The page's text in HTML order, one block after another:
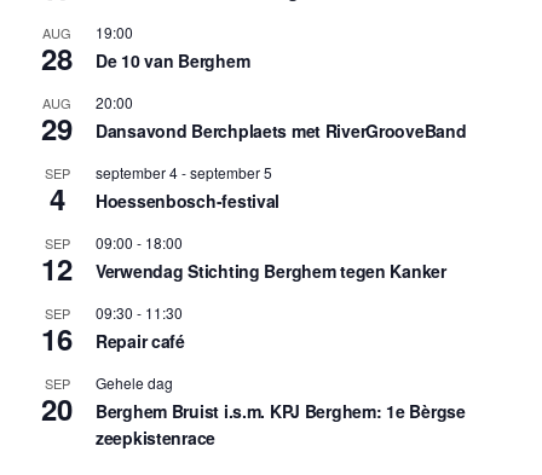
AUG
28
19:00
De 10 van Berghem
AUG
29
20:00
Dansavond Berchplaets met RiverGrooveBand
SEP
4
september 4-september 5
Hoessenbosch-festival
SEP
12
09:00 - 18:00
Verwendag Stichting Berghem tegen Kanker
SEP
16
09:30 - 11:30
Repair café
SEP
20
Gehele dag
Berghem Bruist i.s.m. KPJ Berghem: 1e Bèrgse
zeepkistenrace